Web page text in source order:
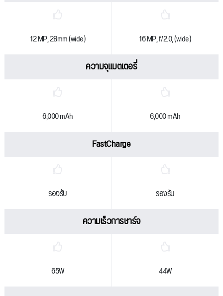
12 MP, 28mm (wide) 16 MP, f/2.0, (wide)
ความจุแบตเตอรี่
6,000 mAh 6,000 mAh
FastCharge
รองรับ รองรับ
ความเร็วการชาร์จ
65W 44W